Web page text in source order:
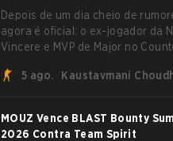
Depois de um dia cheio de
agora é oficial: o ex-jogador da
Vincere e MVP de Major no
vestir a camisa da Team Vitality
5 ago. Kaustavmani
MOUZ Vence BLAST Bounty
2026 Contra Team Spirit